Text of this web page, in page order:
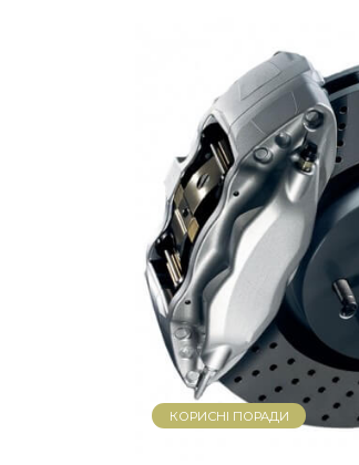
КОРИСНІ ПОРАДИ